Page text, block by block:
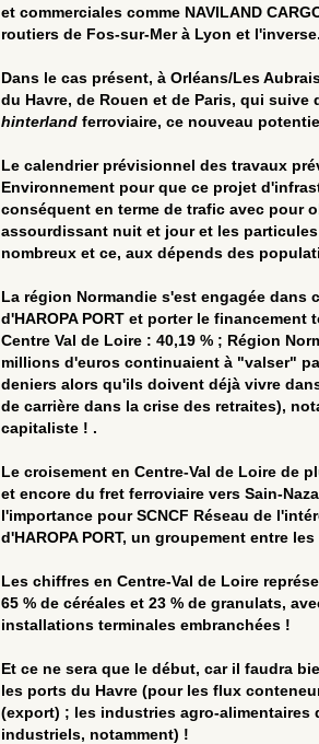
et commerciales comme NAVILAND
routiers de Fos-sur-Mer à Lyon et l'inverse.
Dans le cas présent, à Orléans/Les
du Havre, de Rouen et de Paris, qui
hinterland ferroviaire, ce nouveau
Le calendrier prévisionnel des travaux
Environnement pour que ce projet
conséquent en terme de trafic avec pour
assourdissant nuit et jour et les
nombreux et ce, aux dépends des
La région Normandie s'est engagée
d'HAROPA PORT et porter le
Centre Val de Loire : 40,19 % ; Région
millions d'euros continuaient à "valser"
deniers alors qu'ils doivent déjà vivre
de carrière dans la crise des retraites),
capitaliste ! .
Le croisement en Centre-Val de Loire de
et encore du fret ferroviaire vers Sain-
l'importance pour SCNCF Réseau de
d'HAROPA PORT, un groupement entre
Les chiffres en Centre-Val de Loire
65 % de céréales et 23 % de granulats,
installations terminales embranchées !
Et ce ne sera que le début, car il faudra
les ports du Havre (pour les flux
(export) ; les industries agro-alimentaires
industriels, notamment) !